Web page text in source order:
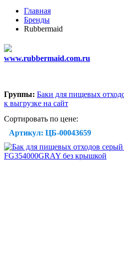
Главная
Бренды
Rubbermaid
www.rubbermaid.com.ru
Группы: Баки для пищевых
к выгрузке на сайт
Сортировать по цене:
Артикул: ЦБ-00043659